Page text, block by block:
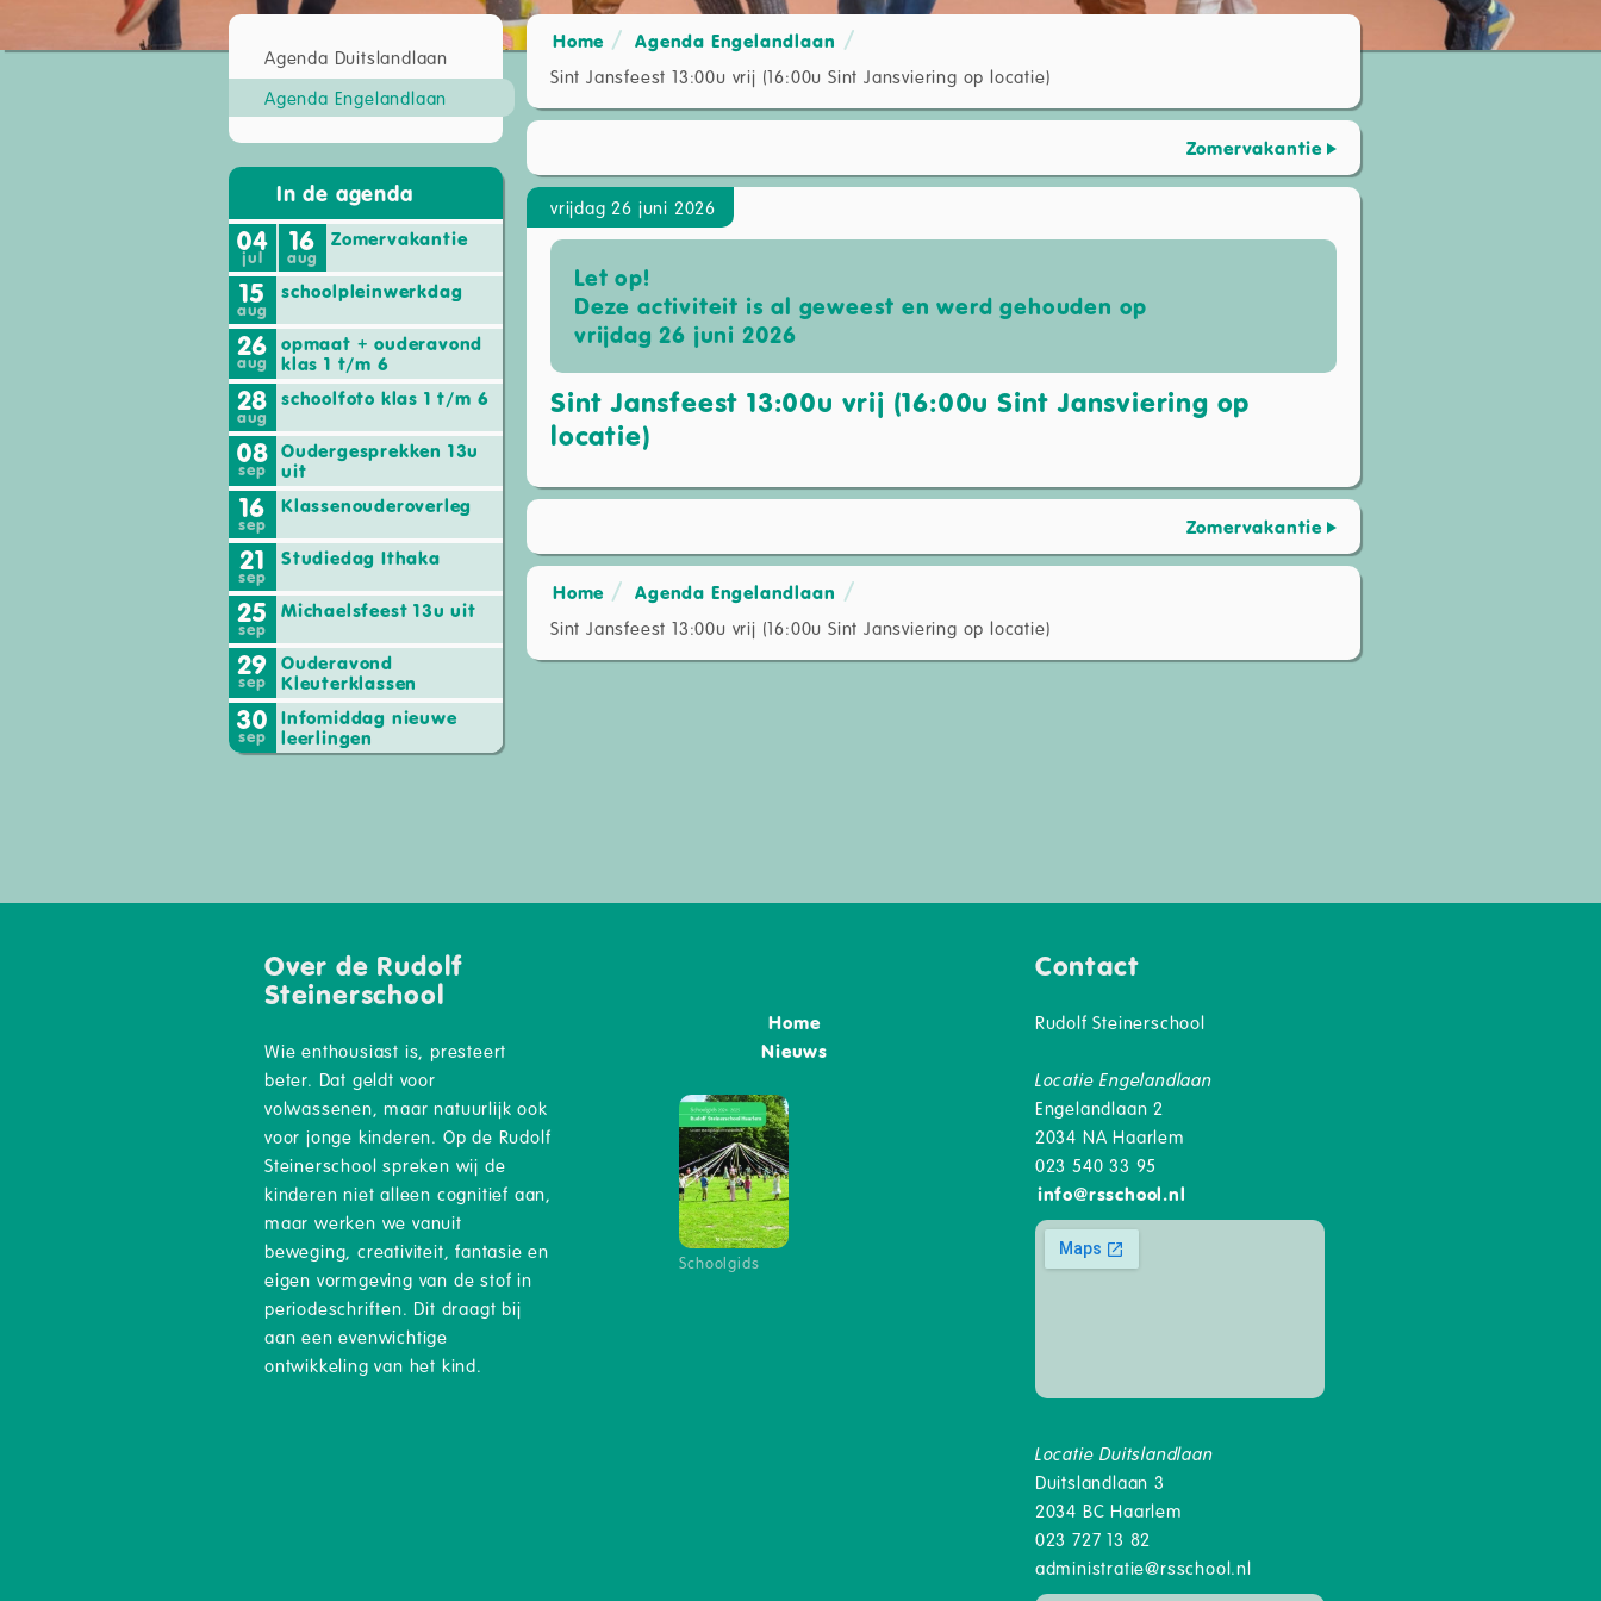
Home
Agenda Engelandlaan
Sint Jansfeest 13:00u vrij (16:00u Sint Jansviering op locatie)
Zomervakantie
vrijdag 26 juni 2026
Let op!
Deze activiteit is al geweest en werd gehouden op
vrijdag 26 juni 2026
Sint Jansfeest 13:00u vrij (16:00u Sint Jansviering op
locatie)
Zomervakantie
Home
Agenda Engelandlaan
Sint Jansfeest 13:00u vrij (16:00u Sint Jansviering op locatie)
Agenda Duitslandlaan
Agenda Engelandlaan
In de agenda
04
jul 16
aug
Zomervakantie
15
aug
schoolpleinwerkdag
26
aug
opmaat + ouderavond
klas 1 t/m 6
28
aug
schoolfoto klas 1 t/m 6
08
sep
Oudergesprekken 13u
uit
16
sep
Klassenouderoverleg
21
sep
Studiedag Ithaka
25
sep
Michaelsfeest 13u uit
29
sep
Ouderavond
Kleuterklassen
30
sep
Infomiddag nieuwe
leerlingen
Over de Rudolf
Steinerschool
Wie enthousiast is, presteert
beter. Dat geldt voor
volwassenen, maar natuurlijk ook
voor jonge kinderen. Op de Rudolf
Steinerschool spreken wij de
kinderen niet alleen cognitief aan,
maar werken we vanuit
beweging, creativiteit, fantasie en
eigen vormgeving van de stof in
periodeschriften. Dit draagt bij
aan een evenwichtige
ontwikkeling van het kind.
Home
Nieuws
Schoolgids
Contact
Rudolf Steinerschool
Locatie Engelandlaan
Engelandlaan 2
2034 NA Haarlem
023 540 33 95
info@rsschool.nl
Locatie Duitslandlaan
Duitslandlaan 3
2034 BC Haarlem
023 727 13 82
administratie@rsschool.nl